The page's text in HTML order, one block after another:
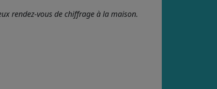
rendez-vous de chiffrage à la maison.